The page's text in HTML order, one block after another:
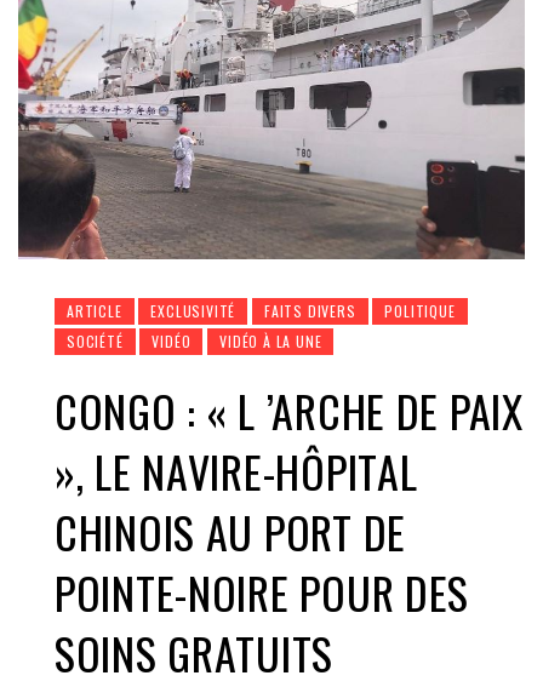
ARTICLE EXCLUSIVITÉ FAITS DIVERS
POLITIQUE
SOCIÉTÉ
VIDÉO VIDÉO À LA UNE
CONGO : « L ’ARCHE DE PAIX
», LE NAVIRE-HÔPITAL
CHINOIS AU PORT DE
POINTE-NOIRE POUR DES
SOINS GRATUITS